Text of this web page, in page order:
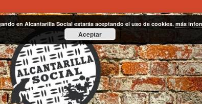
en Alcantarilla Social estarás aceptando el uso de cookies. más
Aceptar